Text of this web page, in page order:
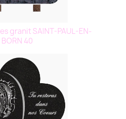
granit SAINT-PAUL-EN-
BORN 40